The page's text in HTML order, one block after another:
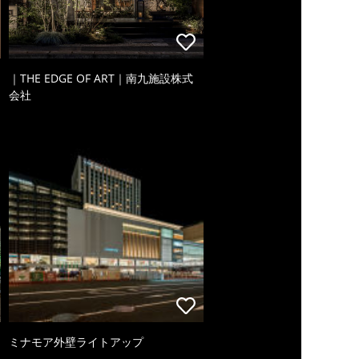
｜THE EDGE OF ART｜南九施設株式
会社
ミナモア外壁ライトアップ